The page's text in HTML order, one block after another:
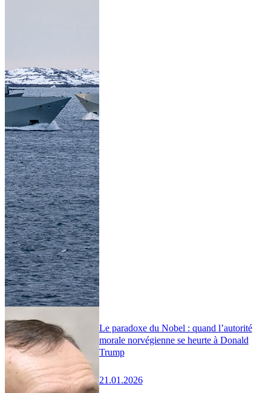
Le paradoxe du Nobel : quand l’autorité
morale norvégienne se heurte à Donald
Trump
21.01.2026